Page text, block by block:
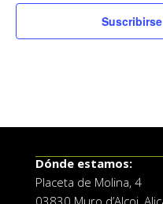
Dónde estamos:
Placeta de Molina, 4